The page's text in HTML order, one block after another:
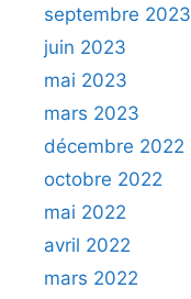
septembre 2023
juin 2023
mai 2023
mars 2023
décembre 2022
octobre 2022
mai 2022
avril 2022
mars 2022